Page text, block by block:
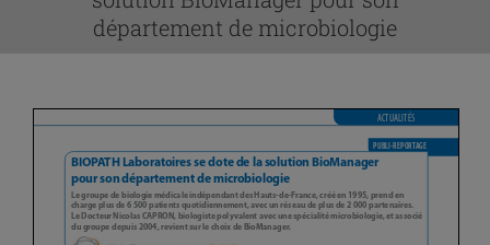
Manifestations
département de microbiologie